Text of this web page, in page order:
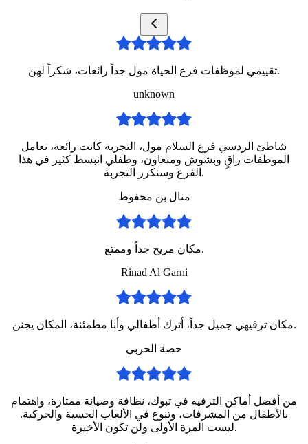
تقييمي لموظفات فرع الحياة مول جداً رائعات، شكراً لهن.
unknown
شاطئ الردسي فرع السلام مول، التجربة كانت رائعة، تعامل
الموظفات راقٍ وبشوش ومتعاون، وطفلي انبسط كثير في هذا
الفرع وسنكرر التجربة.
منال بن محفوظ
مكان مريح جداً وممتع.
Rinad Al Garni
مكان ترفيهي جميل جداً، أترك أطفالي وأنا مطمئنة، المكان يجنن.
حصة الحربي
من أفضل أماكن الترفيه في تبوك، نظافة وصيانة ممتازة، واهتمام
بالأطفال من المشرفات، وتنوع في الألعاب الحسية والحركية.
ليست المرة الأولى ولن تكون الأخيرة.